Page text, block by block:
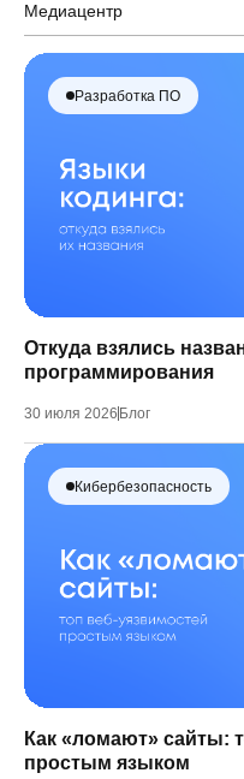
Медиацентр
Разработка ПО
Откуда взялись
программирования
30 июля 2026 Блог
Кибербезопасность
Как «ломают» сайты:
простым языком